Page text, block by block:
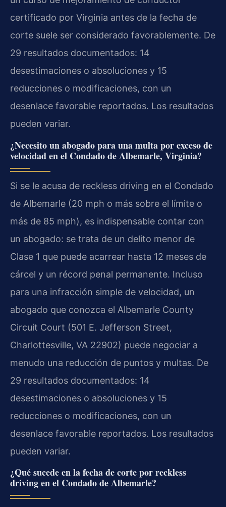
certificado por Virginia antes de la fecha de
corte suele ser considerado favorablemente. De
29 resultados documentados: 14
desestimaciones o absoluciones y 15
reducciones o modificaciones, con un
desenlace favorable reportados. Los resultados
pueden variar.
¿Necesito un abogado para una multa por exceso de
velocidad en el Condado de Albemarle, Virginia?
Si se le acusa de reckless driving en el Condado
de Albemarle (20 mph o más sobre el límite o
más de 85 mph), es indispensable contar con
un abogado: se trata de un delito menor de
Clase 1 que puede acarrear hasta 12 meses de
cárcel y un récord penal permanente. Incluso
para una infracción simple de velocidad, un
abogado que conozca el Albemarle County
Circuit Court (501 E. Jefferson Street,
Charlottesville, VA 22902) puede negociar a
menudo una reducción de puntos y multas. De
29 resultados documentados: 14
desestimaciones o absoluciones y 15
reducciones o modificaciones, con un
desenlace favorable reportados. Los resultados
pueden variar.
¿Qué sucede en la fecha de corte por reckless
driving en el Condado de Albemarle?